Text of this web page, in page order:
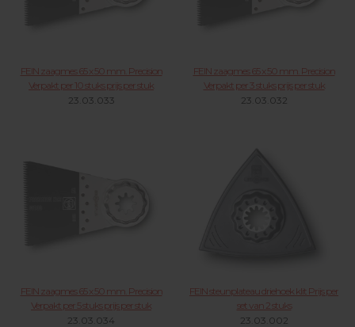
FEIN zaagmes 65 x 50 mm. Precision
Verpakt per 10 stuks prijs per stuk
23.03.033
FEIN zaagmes 65 x 50 mm. Precision
Verpakt per 3 stuks prijs per stuk
23.03.032
FEIN zaagmes 65 x 50 mm. Precision
Verpakt per 5 stuks prijs per stuk
23.03.034
FEIN steunplateau driehoek klit Prijs per
set van 2 stuks
23.03.002